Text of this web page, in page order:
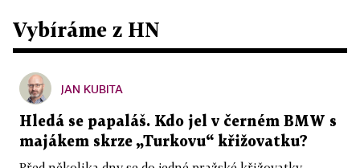
Vybíráme z HN
JAN KUBITA
Hledá se papaláš. Kdo jel v černém BMW s
majákem skrze „Turkovu“ křižovatku?